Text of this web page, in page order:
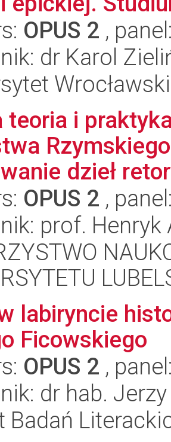
OPUS 2 ,
dr Karol
teoria i
dzieł
OPUS 2 ,
prof.
labiryncie
Ficowskiego
OPUS 2 ,
dr hab.
Badań